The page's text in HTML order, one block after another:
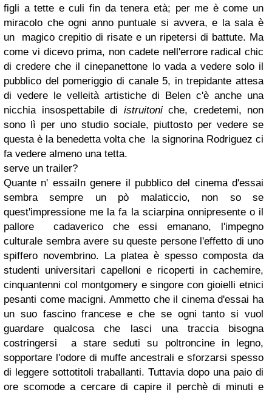
figli a tette e culi fin da tenera età; per me è come un
miracolo che ogni anno puntuale si avvera, e la sala è
un magico crepitio di risate e un ripetersi di battute. Ma
come vi dicevo prima, non cadete nell'errore radical chic
di credere che il cinepanettone lo vada a vedere solo il
pubblico del pomeriggio di canale 5, in trepidante attesa
di vedere le velleità artistiche di Belen c'è anche una
nicchia insospettabile di istruitoniche, credetemi, non
sono lì per uno studio sociale, piuttosto per vedere se
questa è la benedetta volta che la signorina Rodriguez ci
fa vedere almeno una tetta.
serve un trailer?
Quante n' essaiIn genere il pubblico del cinema d'essai
sembra sempre un pò malaticcio, non so se
quest'impressione me la fa la sciarpina onnipresente o il
pallore cadaverico che essi emanano, l'impegno
culturale sembra avere su queste persone l'effetto di uno
spiffero novembrino. La platea è spesso composta da
studenti universitari capelloni e ricoperti in cachemire,
cinquantenni col montgomery e singore con gioielli etnici
pesanti come macigni. Ammetto che il cinema d'essai ha
un suo fascino francese e che se ogni tanto si vuol
guardare qualcosa che lasci una traccia bisogna
costringersi a stare seduti su poltroncine in legno,
sopportare l'odore di muffe ancestrali e sforzarsi spesso
di leggere sottotitoli traballanti. Tuttavia dopo una paio di
ore scomode a cercare di capire il perchè di minuti e